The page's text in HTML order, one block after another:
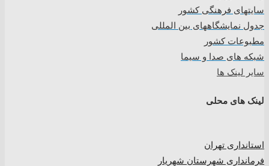
سایتهای فرهنگی کشور
جدول نمایشگاههای بین المللی
مطبوعات کشور
شبکه های صدا و سیما
سایر لینک ها
لینک های محلی
استانداری تهران
فرمانداری شهرستان شهریار